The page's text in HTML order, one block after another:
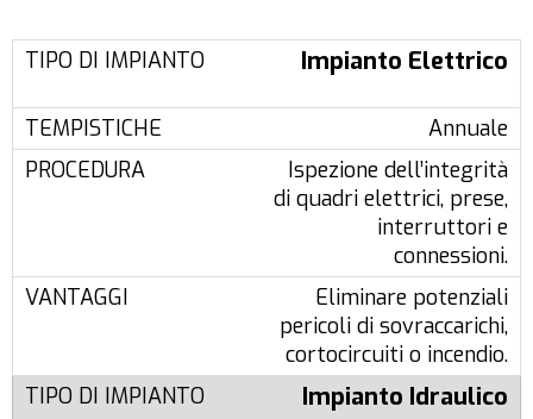
Impianto Elettrico
Annuale
Ispezione dell’integrità
di quadri elettrici, prese,
interruttori e
connessioni.
Eliminare potenziali
pericoli di sovraccarichi,
cortocircuiti o incendio.
Impianto Idraulico